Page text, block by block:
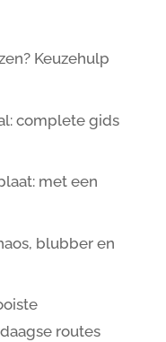
Keuzehulp
complete gids
met een
blubber en
routes